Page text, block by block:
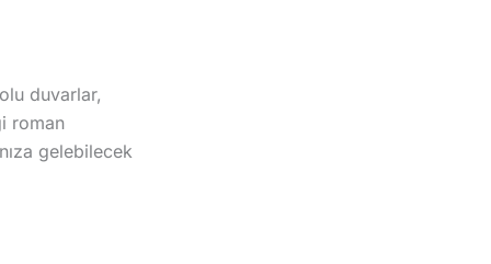
duvarlar,
roman
gelebilecek